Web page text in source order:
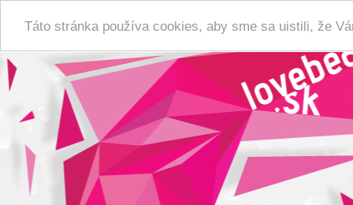
Táto stránka používa cookies, aby sme sa uistili, že